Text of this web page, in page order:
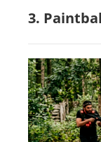
3.